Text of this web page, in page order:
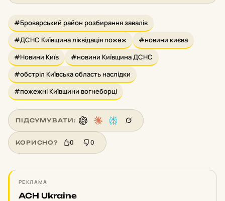
#Броварський район розбирання завалів
#ДСНС Київщина ліквідація пожеж
#новини києва
#Новини Київ
#новини Київщина ДСНС
#обстріл Київська область наслідки
#пожежні Київщини вогнеборці
ПІДСУМУВАТИ:
КОРИСНО? 0 0
РЕКЛАМА
ACH Ukraine